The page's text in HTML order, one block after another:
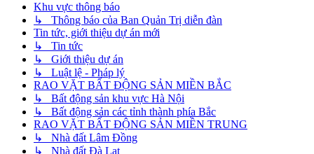
Khu vực thông báo
↳ Thông báo của Ban Quản Trị diễn đàn
Tin tức, giới thiệu dự án mới
↳ Tin tức
↳ Giới thiệu dự án
↳ Luật lệ - Pháp lý
RAO VẶT BẤT ĐỘNG SẢN MIỀN BẮC
↳ Bất động sản khu vực Hà Nội
↳ Bất động sản các tỉnh thành phía Bắc
RAO VẶT BẤT ĐỘNG SẢN MIỀN TRUNG
↳ Nhà đất Lâm Đồng
↳ Nhà đất Đà Lạt